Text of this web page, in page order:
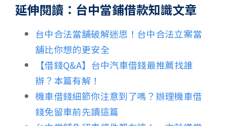
延伸閱讀：台中當鋪借款知識文章
台中合法當舖破解迷思！台中合法立案當
舖比你想的更安全
【借錢Q&A】台中汽車借錢最推薦找誰
辦？本篇有解！
機車借錢細節你注意到了嗎？辦理機車借
錢免留車前先讀這篇